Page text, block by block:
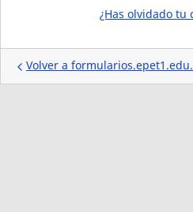
¿Has olvidado tu
Volver a